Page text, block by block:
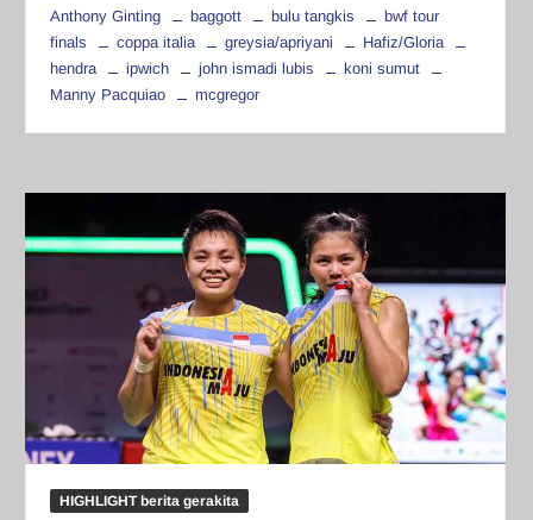
Anthony Ginting baggott bulu tangkis
bwf tour
finals
coppa italia greysia/apriyani
Hafiz/Gloria
hendra
ipwich john ismadi lubis
koni sumut
Manny Pacquiao
mcgregor
HIGHLIGHT berita gerakita